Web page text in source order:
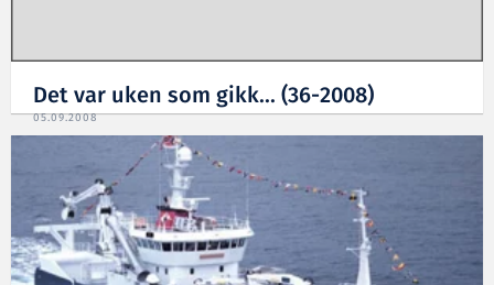
Det var uken som gikk... (36-2008)
05.09.2008